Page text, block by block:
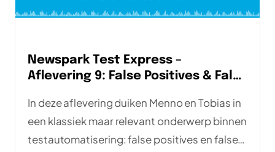
Newspark Test Express –
Aflevering 9: False Positives & False
In deze aflevering duiken Menno en Tobias in
een klassiek maar relevant onderwerp binnen
testautomatisering: false positives en false